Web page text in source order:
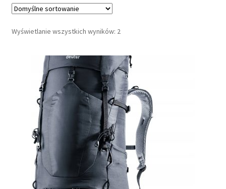
Moje konto
Regulamin
Polityka prywatności
Kontakt
Wyświetlanie wszystkich wyników: 2